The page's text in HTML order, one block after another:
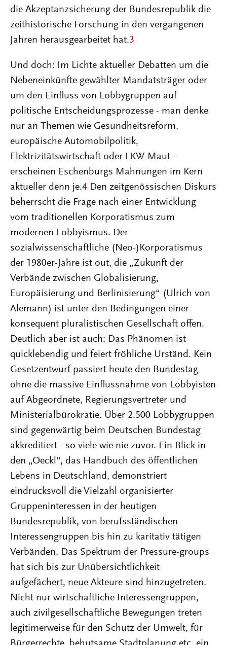
die Akzeptanzsicherung der Bundesrepublik die
zeithistorische Forschung in den vergangenen
Jahren herausgearbeitet hat.3
Und doch: Im Lichte aktueller Debatten um die
Nebeneinkünfte gewählter Mandatsträger oder
um den Einfluss von Lobbygruppen auf
politische Entscheidungsprozesse - man denke
nur an Themen wie Gesundheitsreform,
europäische Automobilpolitik,
Elektrizitätswirtschaft oder LKW-Maut -
erscheinen Eschenburgs Mahnungen im Kern
aktueller denn je.4 Den zeitgenössischen Diskurs
beherrscht die Frage nach einer Entwicklung
vom traditionellen Korporatismus zum
modernen Lobbyismus. Der
sozialwissenschaftliche (Neo-)Korporatismus
der 1980er-Jahre ist out, die „Zukunft der
Verbände zwischen Globalisierung,
Europäisierung und Berlinisierung“ (Ulrich von
Alemann) ist unter den Bedingungen einer
konsequent pluralistischen Gesellschaft offen.
Deutlich aber ist auch: Das Phänomen ist
quicklebendig und feiert fröhliche Urständ. Kein
Gesetzentwurf passiert heute den Bundestag
ohne die massive Einflussnahme von Lobbyisten
auf Abgeordnete, Regierungsvertreter und
Ministerialbürokratie. Über 2.500 Lobbygruppen
sind gegenwärtig beim Deutschen Bundestag
akkreditiert - so viele wie nie zuvor. Ein Blick in
den „Oeckl“, das Handbuch des öffentlichen
Lebens in Deutschland, demonstriert
eindrucksvoll die Vielzahl organisierter
Gruppeninteressen in der heutigen
Bundesrepublik, von berufsständischen
Interessengruppen bis hin zu karitativ tätigen
Verbänden. Das Spektrum der Pressure-groups
hat sich bis zur Unübersichtlichkeit
aufgefächert, neue Akteure sind hinzugetreten.
Nicht nur wirtschaftliche Interessengruppen,
auch zivilgesellschaftliche Bewegungen treten
legitimerweise für den Schutz der Umwelt, für